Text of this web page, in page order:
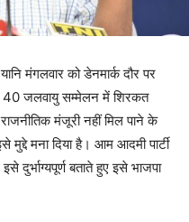
मंगलवार को डेनमार्क दौर पर
40 जलवायु सम्मेलन में शिरकत
मंजूरी नहीं मिल पाने के
मना दिया है। आम आदमी पार्टी
बताते हुए इसे भाजपा